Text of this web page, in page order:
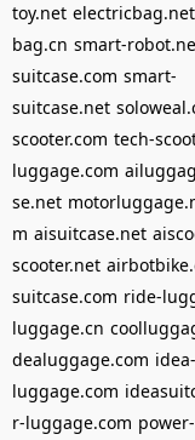
toy.net electricbag.net
bag.cn smart-
suitcase.com smart-
suitcase.net
scooter.com tech-
luggage.com
se.net
m aisuitcase.net
scooter.net
suitcase.com ride-
luggage.cn
dealuggage.com idea-
luggage.com
r-luggage.com power-